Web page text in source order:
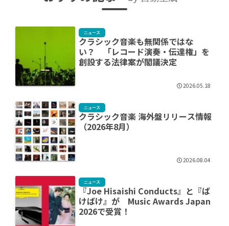
ニュース
クラシック音楽も無関係ではな
い？ 「レコード演奏・伝達権」を
創設する法律案が閣議決定
2026.05.18
ニュース
クラシック音楽 海外盤リリース情報
（2026年8月）
2026.08.04
ニュース
『Joe Hisaishi Conducts』と『ば
けばけ』が Music Awards Japan
2026で受賞！